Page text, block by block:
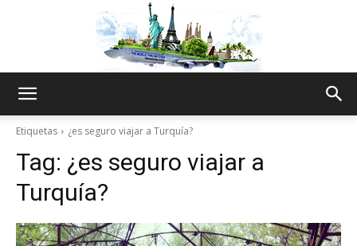
Etiquetas ¿es seguro viajar a Turquía?
Tag: ¿es seguro viajar a
Turquía?